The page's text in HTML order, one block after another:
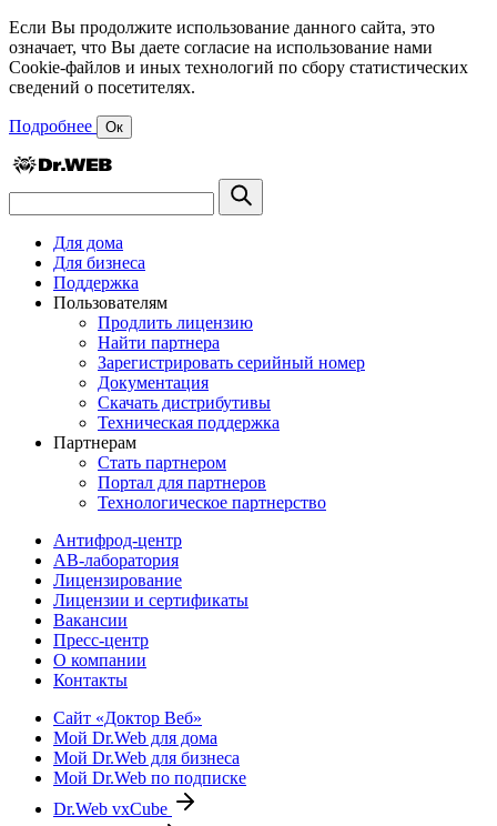
Если Вы продолжите использование данного сайта, это
означает, что Вы даете согласие на использование нами
Cookie-файлов и иных технологий по сбору статистических
сведений о посетителях.
Подробнее Ок
Для дома
Для бизнеса
Поддержка
Пользователям
Продлить лицензию
Найти партнера
Зарегистрировать серийный номер
Документация
Скачать дистрибутивы
Техническая поддержка
Партнерам
Стать партнером
Портал для партнеров
Технологическое партнерство
Антифрод-центр
АВ-лаборатория
Лицензирование
Лицензии и сертификаты
Вакансии
Пресс-центр
О компании
Контакты
Сайт «Доктор Веб»
Мой Dr.Web для дома
Мой Dr.Web для бизнеса
Мой Dr.Web по подписке
Dr.Web vxCube